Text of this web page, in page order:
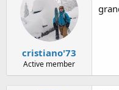
cristiano'73
Active member